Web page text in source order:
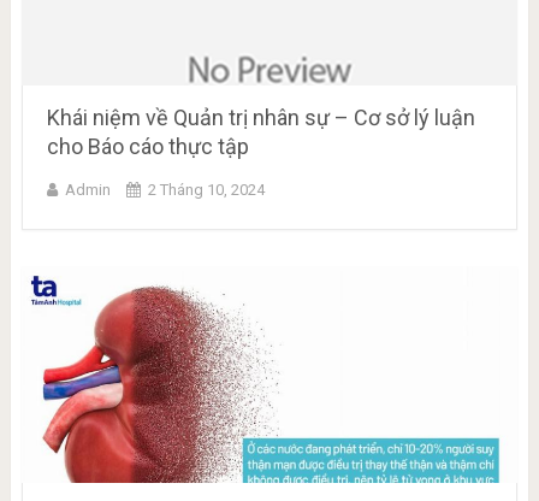
Khái niệm về Quản trị nhân sự – Cơ sở lý luận
cho Báo cáo thực tập
Admin 2 Tháng 10, 2024